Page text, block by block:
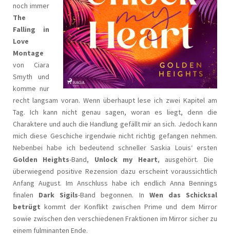
noch immer
The
Falling in
Love
Montage
von Ciara
Smyth und
komme nur
recht langsam voran. Wenn überhaupt lese ich zwei Kapitel am
Tag. Ich kann nicht genau sagen, woran es liegt, denn die
Charaktere und auch die Handlung gefällt mir an sich. Jedoch kann
mich diese Geschiche irgendwie nicht richtig gefangen nehmen.
Nebenbei habe ich bedeutend schneller Saskia Louis‘ ersten
Golden Heights-Band, Unlock my Heart, ausgehört. Die
überwiegend positive Rezension dazu erscheint voraussichtlich
Anfang August. Im Anschluss habe ich endlich Anna Bennings
finalen Dark Sigils-Band begonnen. In Wen das Schicksal
betrügt kommt der Konflikt zwischen Prime und dem Mirror
sowie zwischen den verschiedenen Fraktionen im Mirror sicher zu
einem fulminanten Ende.